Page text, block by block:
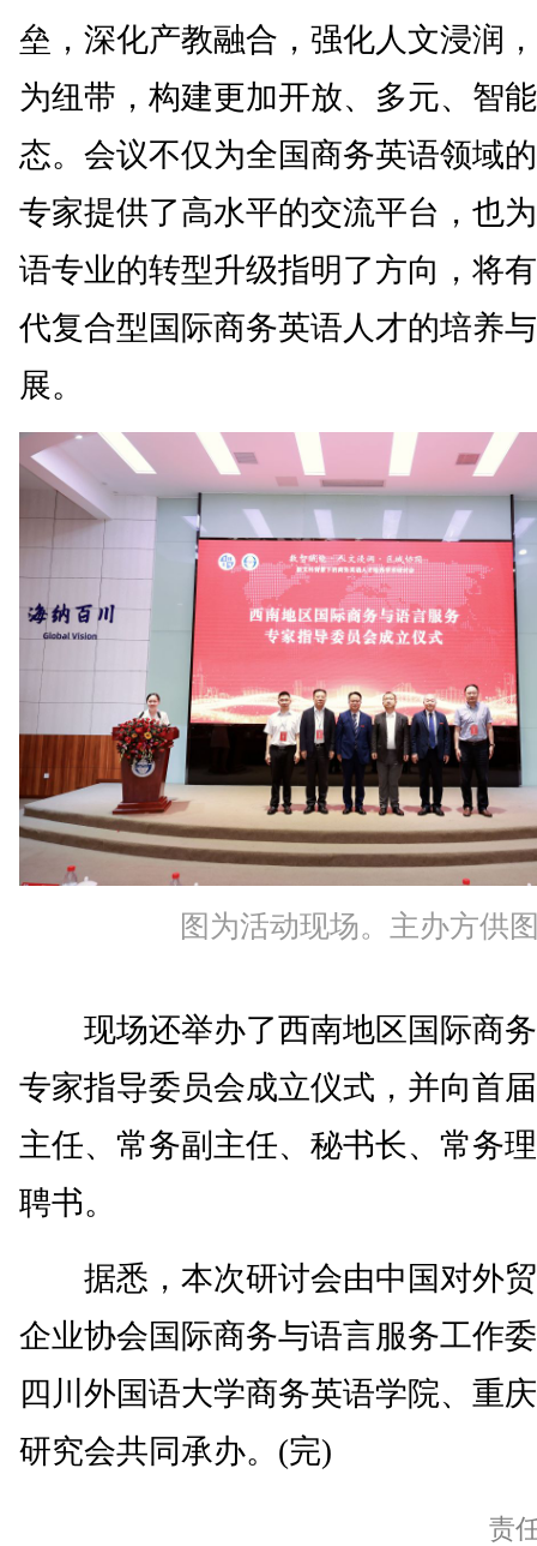
垒，深化产教融合，强化人文浸润
为纽带，构建更加开放、多元、智
态。会议不仅为全国商务英语领域
专家提供了高水平的交流平台，也
语专业的转型升级指明了方向，将
代复合型国际商务英语人才的培养
展。
图为活动现场。主办方供
现场还举办了西南地区国际商务
专家指导委员会成立仪式，并向首
主任、常务副主任、秘书长、常务
聘书。
据悉，本次研讨会由中国对外贸
企业协会国际商务与语言服务工作
四川外国语大学商务英语学院、重
研究会共同承办。(完)
责